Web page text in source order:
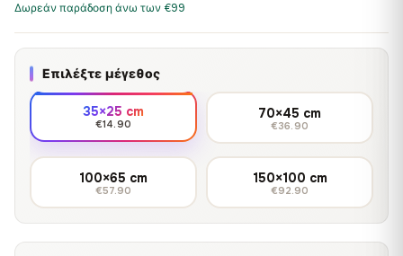
Δωρεάν παράδοση άνω των €99
Επιλέξτε μέγεθος
35×25 cm
€14.90
70×45 cm
€36.90
100×65 cm
€57.90
150×100 cm
€92.90